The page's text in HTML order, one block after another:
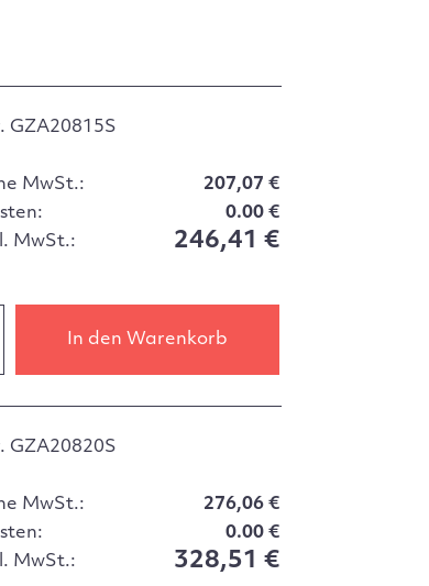
GZA20815S
MwSt.:
207,07 €
0.00 €
MwSt.:
246,41 €
In den Warenkorb
GZA20820S
MwSt.:
276,06 €
0.00 €
MwSt.:
328,51 €